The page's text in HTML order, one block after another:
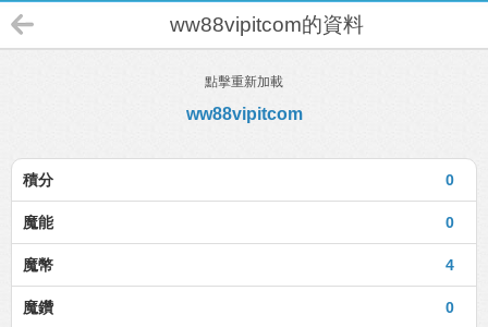
ww88vipitcom的資料
點擊重新加載
ww88vipitcom
0
積分
0
魔能
4
魔幣
0
魔鑽